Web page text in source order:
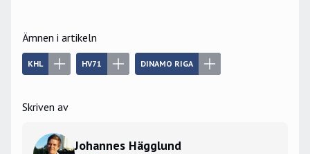
Ämnen i artikeln
KHL HV71 DINAMO RIGA
Skriven av
Johannes Hägglund